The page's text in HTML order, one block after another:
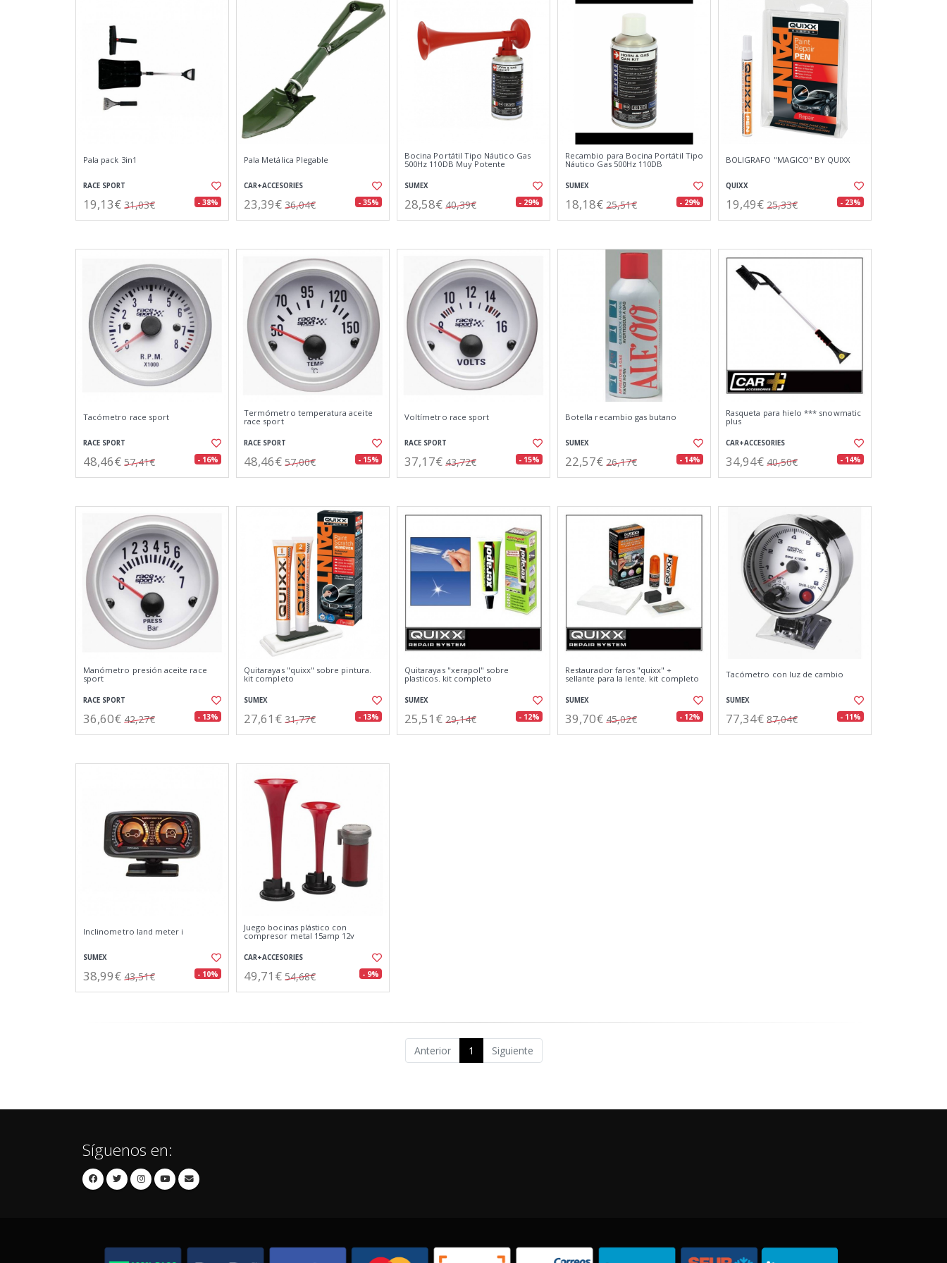
Pala pack 3in1
RACE SPORT
19,13€ 31,03€ - 38%
Pala Metálica Plegable
CAR+ACCESORIES
23,39€ 36,04€ - 35%
Bocina Portátil Tipo Náutico Gas
500Hz 110DB Muy Potente
SUMEX
28,58€ 40,39€ - 29%
Recambio para Bocina Portátil Tipo
Náutico Gas 500Hz 110DB
SUMEX
18,18€ 25,51€ - 29%
BOLIGRAFO "MAGICO" BY QUIXX
QUIXX
19,49€ 25,33€ - 23%
Tacómetro race sport
RACE SPORT
48,46€ 57,41€ - 16%
Termómetro temperatura aceite
race sport
RACE SPORT
48,46€ 57,00€ - 15%
Voltímetro race sport
RACE SPORT
37,17€ 43,72€ - 15%
Botella recambio gas butano
SUMEX
22,57€ 26,17€ - 14%
Rasqueta para hielo *** snowmatic
plus
CAR+ACCESORIES
34,94€ 40,50€ - 14%
Manómetro presión aceite race
sport
RACE SPORT
36,60€ 42,27€ - 13%
Quitarayas "quixx" sobre pintura.
kit completo
SUMEX
27,61€ 31,77€ - 13%
Quitarayas "xerapol" sobre
plasticos. kit completo
SUMEX
25,51€ 29,14€ - 12%
Restaurador faros "quixx" +
sellante para la lente. kit completo
SUMEX
39,70€ 45,02€ - 12%
Tacómetro con luz de cambio
SUMEX
77,34€ 87,04€ - 11%
Inclinometro land meter i
SUMEX
38,99€ 43,51€ - 10%
Juego bocinas plástico con
compresor metal 15amp 12v
CAR+ACCESORIES
49,71€ 54,68€ - 9%
Anterior 1 Siguiente
Síguenos en: